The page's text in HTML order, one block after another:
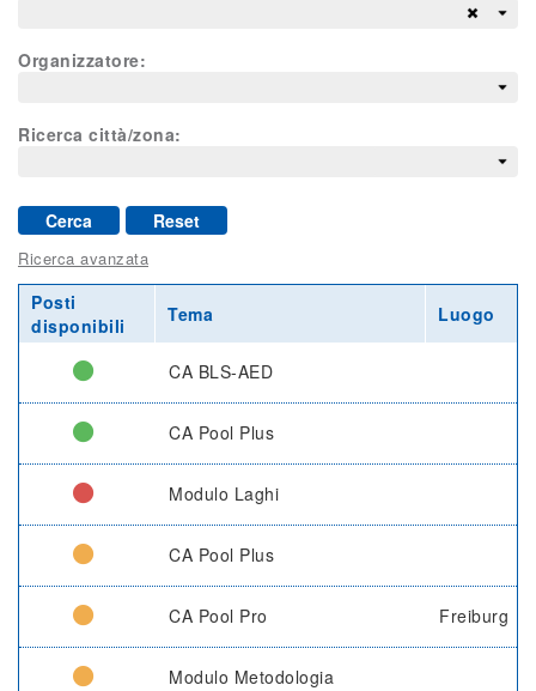
Organizzatore:
Ricerca città/zona:
Cerca Reset
Ricerca avanzata
Posti
disponibili
Tema Luogo
CA BLS-AED
CA Pool Plus
Modulo Laghi
CA Pool Plus
CA Pool Pro Freiburg
Modulo Metodologia